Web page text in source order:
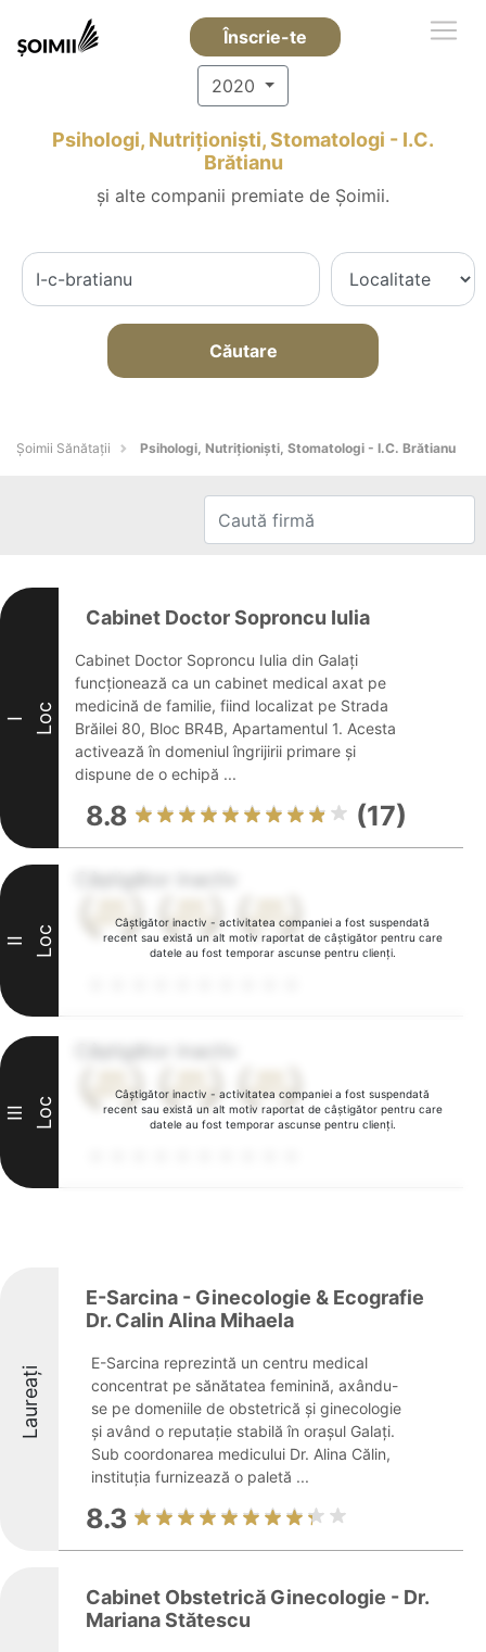
Înscrie-te
2020
Psihologi, Nutriționiști, Stomatologi - I.C.
Brătianu
și alte companii premiate de Șoimii.
Căutare
Şoimii Sănătații Psihologi, Nutriționiști, Stomatologi - I.C. Brătianu
I Loc
Cabinet Doctor Soproncu Iulia
Cabinet Doctor Soproncu Iulia din Galați
funcționează ca un cabinet medical axat pe
medicină de familie, fiind localizat pe Strada
Brăilei 80, Bloc BR4B, Apartamentul 1. Acesta
activează în domeniul îngrijirii primare și
dispune de o echipă ...
8.8 (17)
Câștigător inactiv - activitatea companiei a fost suspendată
recent sau există un alt motiv raportat de câștigător pentru care
datele au fost temporar ascunse pentru clienți.
II Loc
Câștigător inactiv - activitatea companiei a fost suspendată
recent sau există un alt motiv raportat de câștigător pentru care
datele au fost temporar ascunse pentru clienți.
III Loc
Laureați
E-Sarcina - Ginecologie & Ecografie
Dr. Calin Alina Mihaela
E-Sarcina reprezintă un centru medical
concentrat pe sănătatea feminină, axându-
se pe domeniile de obstetrică și ginecologie
și având o reputație stabilă în orașul Galați.
Sub coordonarea medicului Dr. Alina Călin,
instituția furnizează o paletă ...
8.3
Cabinet Obstetrică Ginecologie - Dr.
Mariana Stătescu